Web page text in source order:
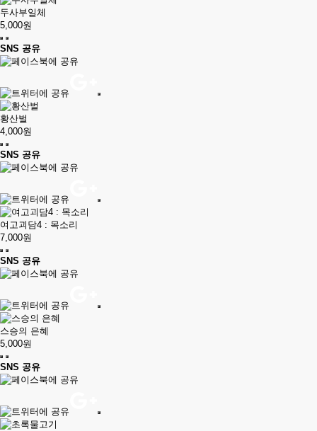
두사부일체
5,000원
SNS 공유
황산벌
4,000원
SNS 공유
여고괴담4 : 목소리
7,000원
SNS 공유
스승의 은혜
5,000원
SNS 공유